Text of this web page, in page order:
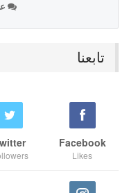
تابعنا
Facebook
Likes